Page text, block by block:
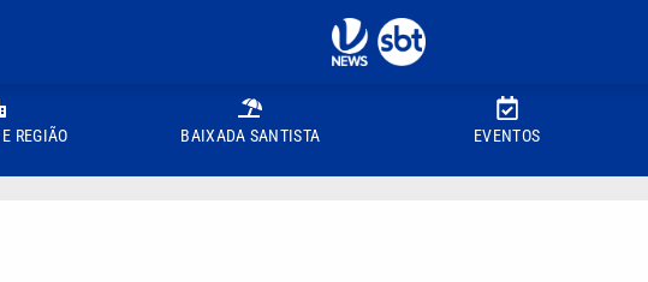
REGIÃO BAIXADA SANTISTA EVENTOS